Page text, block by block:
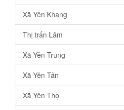
Xã Yên Khang
Thị trấn Lâm
Xã Yên Trung
Xã Yên Tân
Xã Yên Thọ